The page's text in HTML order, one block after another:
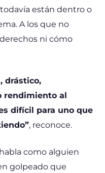
están dentro o
A los que no
ni cómo
drástico,
rendimiento al
difícil para uno que
, reconoce.
como alguien
golpeado que